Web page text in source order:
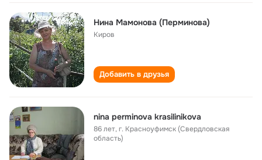
Нина Мамонова (Перминова)
Киров
Добавить в друзья
nina perminova krasilinikova
86 лет,г. Красноуфимск (Свердловская
область)